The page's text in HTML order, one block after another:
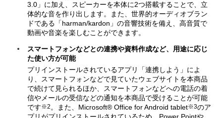
3.0」に加え、スピーカーを本体に2つ搭載することで、立
体的な音を作り出します。また、世界的オーディオブラン
ドである「harman/kardon」の音響技術を備え、高音質で
動画や音楽を楽しむことができます。
スマートフォンなどとの連携や資料作成など、用途に応じ
た使い方が可能
プリインストールされているアプリ「連携しよう」によ
り、スマートフォンなどで見ていたウェブサイトを本商品
で続けて見られるほか、スマートフォンなどへの電話の着
信やメールの受信などの通知を本商品で受けることが可能
です※2。また、Microsoft® Office for Android tablet※3のア